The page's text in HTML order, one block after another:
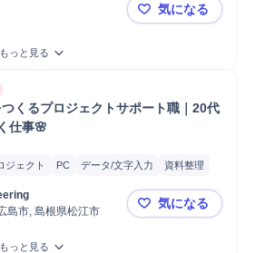
仙台市/愛子
気になる
もっと見る
つくるプロジェクトサポート職｜20代
仕事🌸
ジェクト PC データ/文字入力
資料整理
島市, 島根県松江市
⭐未経験歓
気になる
もっと見る